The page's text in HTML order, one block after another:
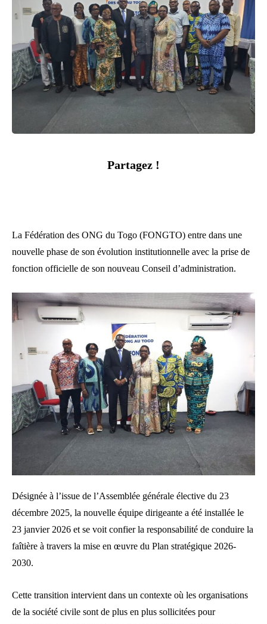
Partagez !
La Fédération des ONG du Togo (FONGTO) entre dans une
nouvelle phase de son évolution institutionnelle avec la prise de
fonction officielle de son nouveau Conseil d’administration.
Désignée à l’issue de l’Assemblée générale élective du 23
décembre 2025, la nouvelle équipe dirigeante a été installée le
23 janvier 2026 et se voit confier la responsabilité de conduire la
faîtière à travers la mise en œuvre du Plan stratégique 2026-
2030.
Cette transition intervient dans un contexte où les organisations
de la société civile sont de plus en plus sollicitées pour